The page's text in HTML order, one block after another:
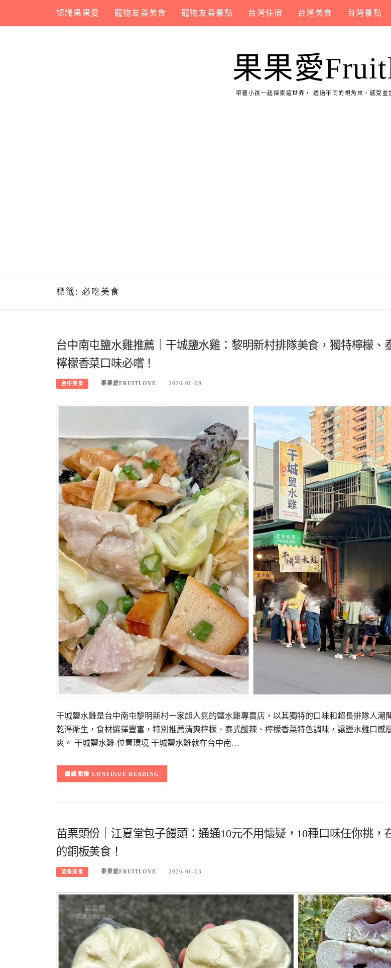
content
認識果果愛 寵物友善美食 寵物友善景點 台灣住宿 台灣美食 台灣景點
果果愛
帶著小孩一起探索這世界， 透過不同的視角來，感受並
標籤: 必吃美食
台中南屯鹽水雞推薦｜干城鹽水雞：黎明新村排隊美食，獨特檸檬、
檸檬香菜口味必嚐！
台中美食 果果愛FRUITLOVE 2026-06-09
干城鹽水雞是台中南屯黎明新村一家超人氣的鹽水雞專賣店，以其獨特的口味和超長排隊人潮
乾淨衛生，食材選擇豐富，特別推薦清爽檸檬、泰式酸辣、檸檬香菜特色調味，讓鹽水雞口感
爽。 干城鹽水雞-位置環境 干城鹽水雞就在台中南…
CONTINUE READING
苗栗頭份｜江夏堂包子饅頭：通通10元不用懷疑，10種口味任你挑，
的銅板美食！
苗栗美食 果果愛FRUITLOVE 2026-06-03